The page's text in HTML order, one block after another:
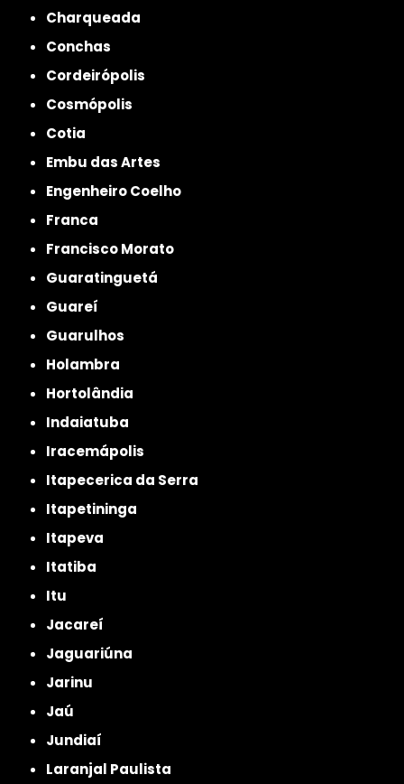
Charqueada
Conchas
Cordeirópolis
Cosmópolis
Cotia
Embu das Artes
Engenheiro Coelho
Franca
Francisco Morato
Guaratinguetá
Guareí
Guarulhos
Holambra
Hortolândia
Indaiatuba
Iracemápolis
Itapecerica da Serra
Itapetininga
Itapeva
Itatiba
Itu
Jacareí
Jaguariúna
Jarinu
Jaú
Jundiaí
Laranjal Paulista